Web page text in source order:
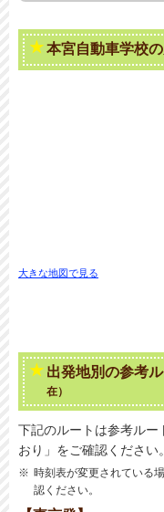
本宮自動車学校
大きな地図で見る
出発地別の参考
在）
下記のルートは参考ルー
おり」をご確認ください。
時刻表が変更されている
認ください。